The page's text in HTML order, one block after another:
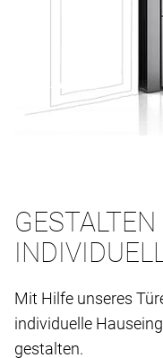
Mit Hilfe unseres
individuelle
gestalten.